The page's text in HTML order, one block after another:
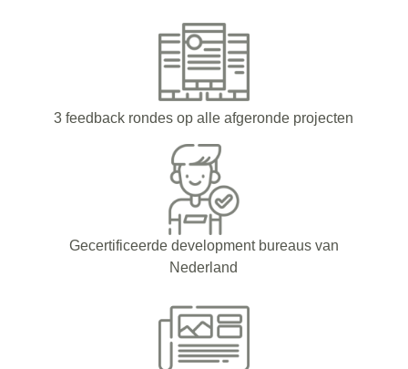
3 feedback rondes op alle afgeronde projecten
Gecertificeerde development bureaus van
Nederland